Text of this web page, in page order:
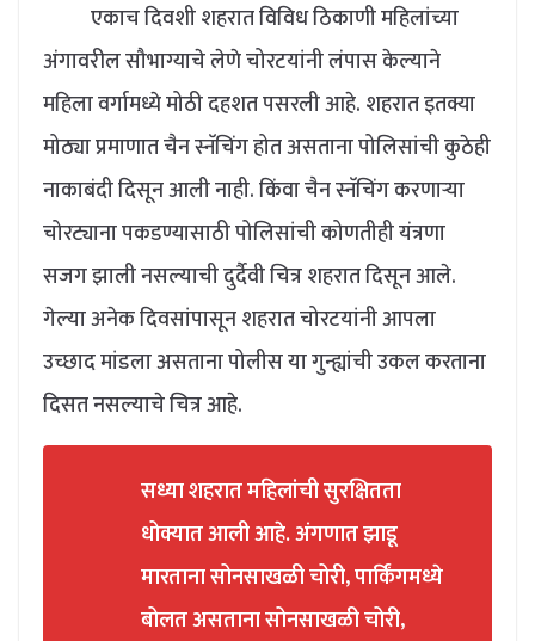
एकाच दिवशी शहरात विविध ठिकाणी महिलांच्या
अंगावरील सौभाग्याचे लेणे चोरटयांनी लंपास केल्याने
महिला वर्गामध्ये मोठी दहशत पसरली आहे. शहरात इतक्या
मोठ्या प्रमाणात चैन स्नॅचिंग होत असताना पोलिसांची कुठेही
नाकाबंदी दिसून आली नाही. किंवा चैन स्नॅचिंग करणाऱ्या
चोरट्याना पकडण्यासाठी पोलिसांची कोणतीही यंत्रणा
सजग झाली नसल्याची दुर्दैवी चित्र शहरात दिसून आले.
गेल्या अनेक दिवसांपासून शहरात चोरटयांनी आपला
उच्छाद मांडला असताना पोलीस या गुन्ह्यांची उकल करताना
दिसत नसल्याचे चित्र आहे.
सध्या शहरात महिलांची सुरक्षितता
धोक्यात आली आहे. अंगणात झाडू
मारताना सोनसाखळी चोरी, पार्किंगमध्ये
बोलत असताना सोनसाखळी चोरी,